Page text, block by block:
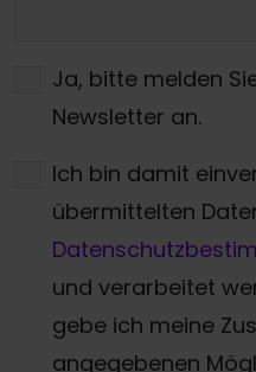
Ja, bitte melden
Newsletter an.
Ich bin damit
übermittelten
und verarbeitet
gebe ich meine
angegebenen